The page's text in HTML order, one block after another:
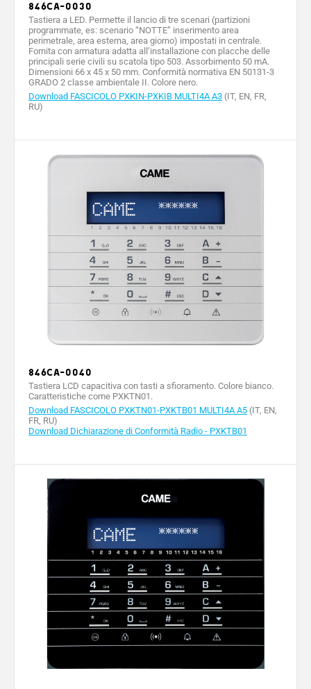
846CA-0030
Tastiera a LED. Permette il lancio di tre scenari (partizioni
programmate, es: scenario “NOTTE” inserimento area
perimetrale, area esterna, area giorno) impostati in centrale.
Fornita con armatura adatta all’installazione con placche delle
principali serie civili su scatola tipo 503. Assorbimento 50 mA.
Dimensioni 66 x 45 x 50 mm. Conformità normativa EN 50131-3
GRADO 2 classe ambientale II. Colore nero.
Download FASCICOLO PXKIN-PXKIB MULTI4A A3 (IT, EN, FR,
RU)
846CA-0040
Tastiera LCD capacitiva con tasti a sfioramento. Colore bianco.
Caratteristiche come PXKTN01.
Download FASCICOLO PXKTN01-PXKTB01 MULTI4A A5 (IT, EN,
FR, RU)
Download Dichiarazione di Conformità Radio - PXKTB01